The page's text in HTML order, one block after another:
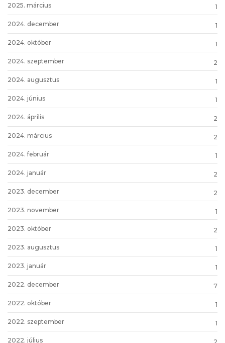
2025. március 1
2024. december 1
2024. október 1
2024. szeptember 2
2024. augusztus 1
2024. június 1
2024. április 2
2024. március 2
2024. február 1
2024. január 2
2023. december 2
2023. november 1
2023. október 2
2023. augusztus 1
2023. január 1
2022. december 7
2022. október 1
2022. szeptember 1
2022. július